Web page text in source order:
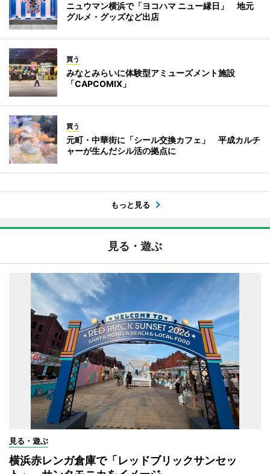
ニュウマン横浜で「ヨコハマ ニュー縁日」 地元
グルメ・グッズなど出店
買う
みなとみらいに体験型アミューズメント施設
「CAPCOMIX」
買う
元町・中華街に「シール交換カフェ」 平成カルチ
ャーが生んだシル活の拠点に
もっと見る
見る・遊ぶ
見る・遊ぶ
横浜赤レンガ倉庫で「レッドブリックサンセッ